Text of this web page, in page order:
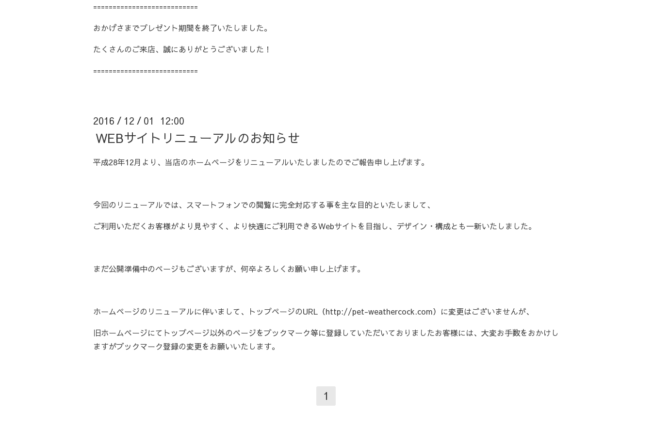
===========================
おかげさまでプレゼント期間を終了いたしました。
たくさんのご来店、誠にありがとうございました！
===========================
2016 / 12 / 01 12:00
WEBサイトリニューアルのお知らせ
平成28年12月より、当店のホームページをリニューアルいたしましたのでご報告申し上げます。
今回のリニューアルでは、スマートフォンでの閲覧に完全対応する事を主な目的といたしまして、
ご利用いただくお客様がより見やすく、より快適にご利用できるWebサイトを目指し、デザイン・構成とも一新いたしました。
まだ公開準備中のページもございますが、何卒よろしくお願い申し上げます。
ホームページのリニューアルに伴いまして、トップページのURL（http://pet-weathercock.com）に変更はございませんが、
旧ホームページにてトップページ以外のページをブックマーク等に登録していただいておりましたお客様には、大変お手数をおかけし
ますがブックマーク登録の変更をお願いいたします。
1